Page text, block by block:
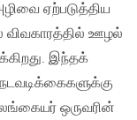
ஏற்படுத்திய
ஊழல்
இந்தக்
ஒருவரின்